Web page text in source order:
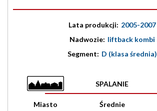
Lata produkcji: 2005-2007
Nadwozie: liftback kombi
Segment: D (klasa średnia)
SPALANIE
Miasto Średnie